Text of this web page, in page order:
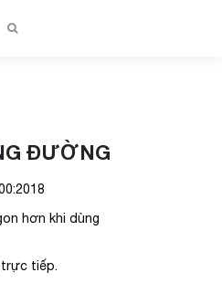
ĐƯỜNG
hơn khi dùng
trực tiếp.